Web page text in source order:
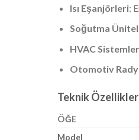
Isı Eşanjörleri:
Soğutma
HVAC
Otomotiv
Teknik Özellikler
ÖĞE
Model